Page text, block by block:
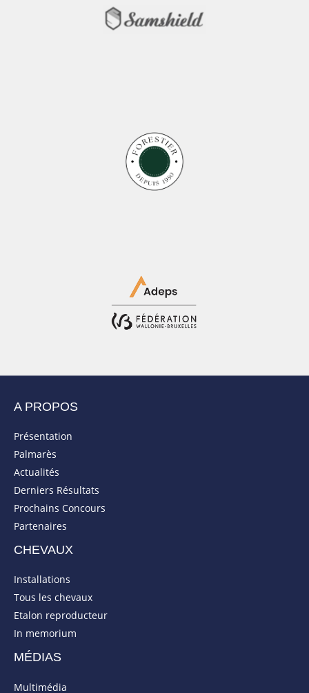
A PROPOS
Présentation
Palmarès
Actualités
Derniers Résultats
Prochains Concours
Partenaires
CHEVAUX
Installations
Tous les chevaux
Etalon reproducteur
In memorium
MÉDIAS
Multimédia